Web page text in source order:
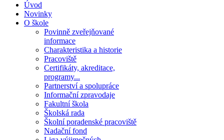
Úvod
Novinky
O škole
Povinně zveřejňované
informace
Charakteristika a historie
Pracoviště
Certifikáty, akreditace,
programy...
Partnerství a spolupráce
Informační zpravodaje
Fakultní škola
Školská rada
Školní poradenské pracoviště
Nadační fond